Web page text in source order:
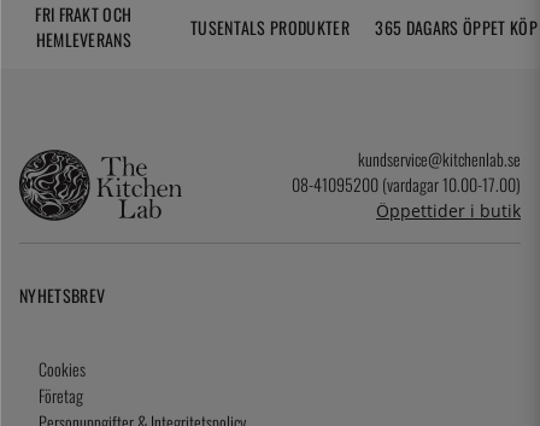
FRI FRAKT OCH
HEMLEVERANS
TUSENTALS PRODUKTER 365 DAGARS ÖPPET KÖP
kundservice@kitchenlab.se
08-41095200 (vardagar 10.00-17.00)
Öppettider i butik
NYHETSBREV
Cookies
Företag